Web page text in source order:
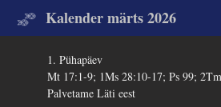
Kalender märts 2026
1. Pühapäev
Mt 17:1-9; 1Ms 28:10-17; Ps 99;
Palvetame Läti eest